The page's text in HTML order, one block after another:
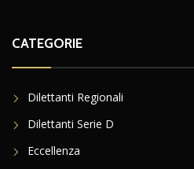
CATEGORIE
Dilettanti Regionali
Dilettanti Serie D
Eccellenza